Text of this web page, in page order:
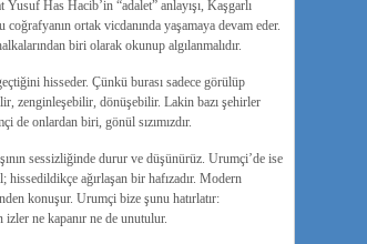
Has Hacib’in “adalet” anlayışı, Kaşgarlı
ortak vicdanında yaşamaya devam eder.
biri olarak okunup algılanmalıdır.
hisseder. Çünkü burası sadece görülüp
zenginleşebilir, dönüşebilir. Lakin bazı şehirler
de onlardan biri, gönül sızımızdır.
sessizliğinde durur ve düşünürüz. Urumçi’de ise
ağırlaşan bir hafızadır. Modern
konuşur. Urumçi bize şunu hatırlatır:
ne kapanır ne de unutulur.